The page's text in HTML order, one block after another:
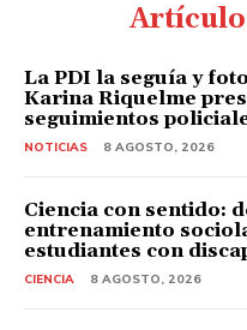
La PDI la seguía y
Karina Riquelme
seguimientos
NOTICIAS 8 AGOSTO, 2026
Ciencia con sentido:
entrenamiento
estudiantes con
CIENCIA 8 AGOSTO, 2026